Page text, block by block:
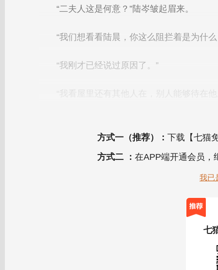
方式一（推荐）： 下载【七猫
方式二 ： 在APP端开通会员，
我已
七